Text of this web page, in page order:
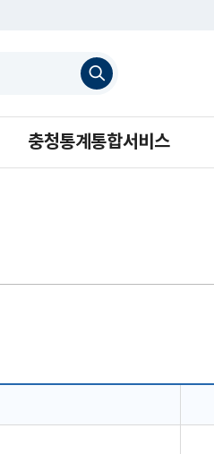
검
색
하
충청통계통합서비스